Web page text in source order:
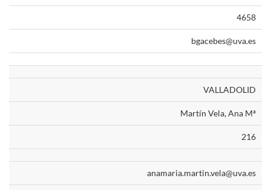
4658
bgacebes@uva.es
VALLADOLID
Martín Vela, Ana Mª
216
anamaria.martin.vela@uva.es